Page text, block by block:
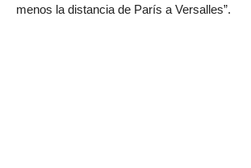
menos la distancia de París a Versalles”.